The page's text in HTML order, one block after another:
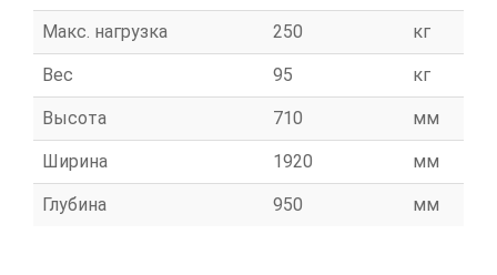
Макс. нагрузка 250 кг
Вес 95 кг
Высота 710 мм
Ширина 1920 мм
Глубина 950 мм